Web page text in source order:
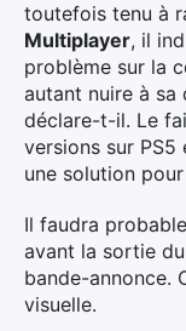
toutefois tenu à
Multiplayer, il
problème sur la
autant nuire à sa
déclare-t-il. Le
versions sur PS5
une solution
Il faudra
avant la sortie
bande-annonce.
visuelle.